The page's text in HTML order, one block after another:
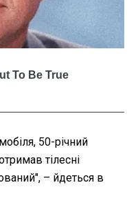
50-річний
тілесні
– йдеться в